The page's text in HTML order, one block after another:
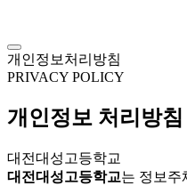
개인정보처리방침
PRIVACY POLICY
개인정보 처리방침
대전대성고등학교
대전대성고등학교는 정보주